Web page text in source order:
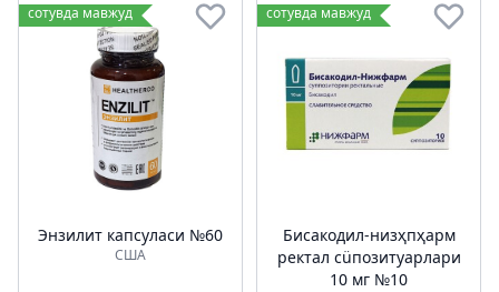
сотувда мавжуд
Энзилит капсуласи №60
США
сотувда мавжуд
Бисакодил-низҳпҳарм
ректал сüпозитуарлари
10 мг №10